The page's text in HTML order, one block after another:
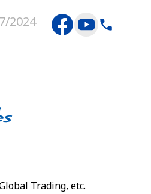
2024
Trading, etc.